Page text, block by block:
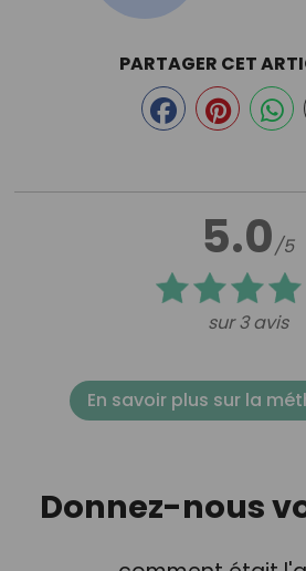
5.0/5
sur 3 avis
PARTAGER CET
En savoir plus sur la
Donnez-nous